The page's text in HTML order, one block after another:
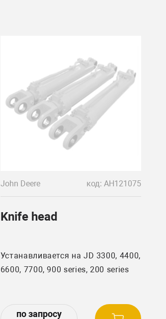
John Deere код: AH121075
Knife head
Устанавливается на JD 3300, 4400,
6600, 7700, 900 series, 200 series